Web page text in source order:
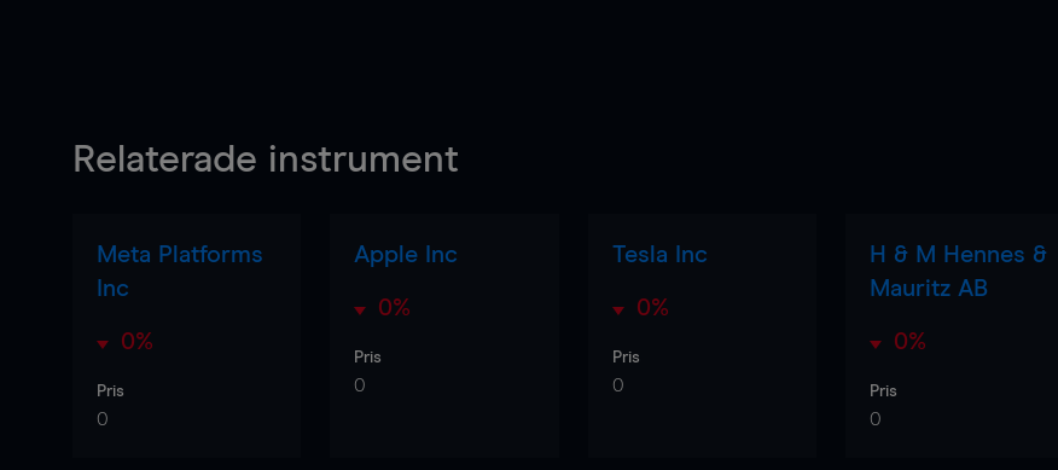
Relaterade instrument
Meta Platforms
Inc
0%
Pris
0
Apple Inc
0%
Pris
0
Tesla Inc
0%
Pris
0
H & M Hennes &
Mauritz AB
0%
Pris
0